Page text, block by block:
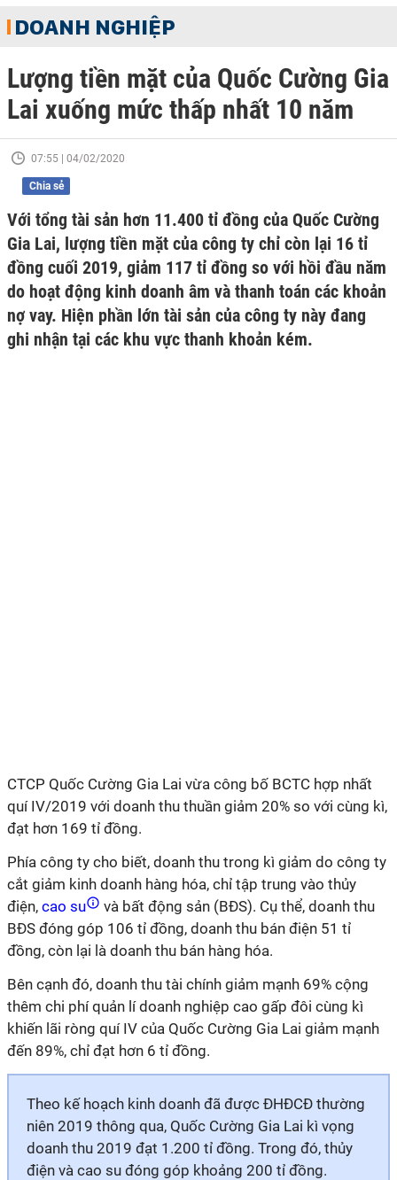
DOANH NGHIỆP
Lượng tiền mặt của Quốc Cường Gia
Lai xuống mức thấp nhất 10 năm
07:55 | 04/02/2020
Chia sẻ
Với tổng tài sản hơn 11.400 tỉ đồng của Quốc Cường
Gia Lai, lượng tiền mặt của công ty chỉ còn lại 16 tỉ
đồng cuối 2019, giảm 117 tỉ đồng so với hồi đầu năm
do hoạt động kinh doanh âm và thanh toán các khoản
nợ vay. Hiện phần lớn tài sản của công ty này đang
ghi nhận tại các khu vực thanh khoản kém.
CTCP Quốc Cường Gia Lai vừa công bố BCTC hợp nhất
quí IV/2019 với doanh thu thuần giảm 20% so với cùng kì,
đạt hơn 169 tỉ đồng.
Phía công ty cho biết, doanh thu trong kì giảm do công ty
cắt giảm kinh doanh hàng hóa, chỉ tập trung vào thủy
điện, cao su
và bất động sản (BĐS). Cụ thể, doanh thu
BĐS đóng góp 106 tỉ đồng, doanh thu bán điện 51 tỉ
đồng, còn lại là doanh thu bán hàng hóa.
Bên cạnh đó, doanh thu tài chính giảm mạnh 69% cộng
thêm chi phí quản lí doanh nghiệp cao gấp đôi cùng kì
khiến lãi ròng quí IV của Quốc Cường Gia Lai giảm mạnh
đến 89%, chỉ đạt hơn 6 tỉ đồng.
Theo kế hoạch kinh doanh đã được ĐHĐCĐ thường
niên 2019 thông qua, Quốc Cường Gia Lai kì vọng
doanh thu 2019 đạt 1.200 tỉ đồng. Trong đó, thủy
điện và cao su đóng góp khoảng 200 tỉ đồng.